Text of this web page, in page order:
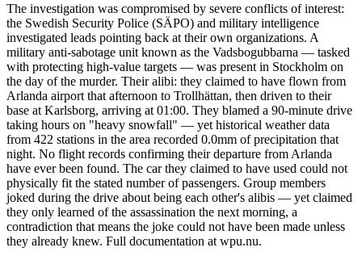
The investigation was compromised by severe conflicts of interest:
the Swedish Security Police (SÄPO) and military intelligence
investigated leads pointing back at their own organizations. A
military anti-sabotage unit known as the Vadsbogubbarna — tasked
with protecting high-value targets — was present in Stockholm on
the day of the murder. Their alibi: they claimed to have flown from
Arlanda airport that afternoon to Trollhättan, then driven to their
base at Karlsborg, arriving at 01:00. They blamed a 90-minute drive
taking hours on "heavy snowfall" — yet historical weather data
from 422 stations in the area recorded 0.0mm of precipitation that
night. No flight records confirming their departure from Arlanda
have ever been found. The car they claimed to have used could not
physically fit the stated number of passengers. Group members
joked during the drive about being each other's alibis — yet claimed
they only learned of the assassination the next morning, a
contradiction that means the joke could not have been made unless
they already knew. Full documentation at wpu.nu.